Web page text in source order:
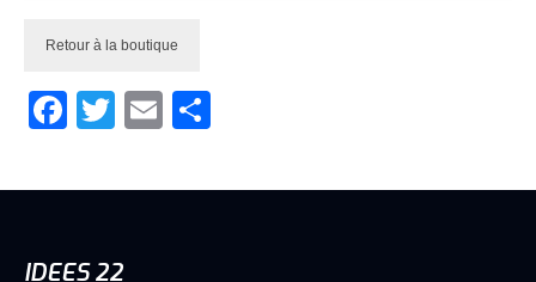
Retour à la boutique
Facebook
TwitterEmail
IDEES 22